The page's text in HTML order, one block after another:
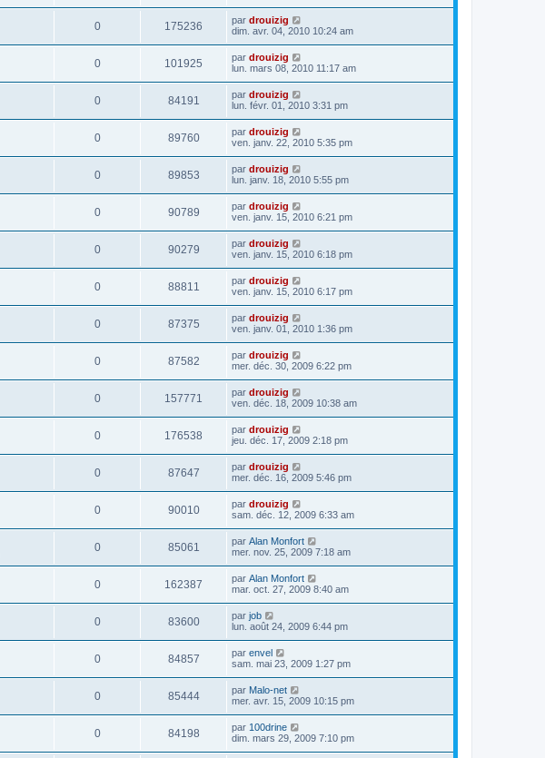
0 175236 par drouizig
dim. avr. 04, 2010 10:24 am
0 101925 par drouizig
lun. mars 08, 2010 11:17 am
0 84191 par drouizig
lun. févr. 01, 2010 3:31 pm
0 89760 par drouizig
ven. janv. 22, 2010 5:35 pm
0 89853 par drouizig
lun. janv. 18, 2010 5:55 pm
0 90789 par drouizig
ven. janv. 15, 2010 6:21 pm
0 90279 par drouizig
ven. janv. 15, 2010 6:18 pm
0 88811 par drouizig
ven. janv. 15, 2010 6:17 pm
0 87375 par drouizig
ven. janv. 01, 2010 1:36 pm
0 87582 par drouizig
mer. déc. 30, 2009 6:22 pm
0 157771 par drouizig
ven. déc. 18, 2009 10:38 am
0 176538 par drouizig
jeu. déc. 17, 2009 2:18 pm
0 87647 par drouizig
mer. déc. 16, 2009 5:46 pm
0 90010 par drouizig
sam. déc. 12, 2009 6:33 am
0 85061 par Alan Monfort
mer. nov. 25, 2009 7:18 am
0 162387 par Alan Monfort
mar. oct. 27, 2009 8:40 am
0 83600 par job
lun. août 24, 2009 6:44 pm
0 84857 par envel
sam. mai 23, 2009 1:27 pm
0 85444 par Malo-net
mer. avr. 15, 2009 10:15 pm
0 84198 par 100drine
dim. mars 29, 2009 7:10 pm